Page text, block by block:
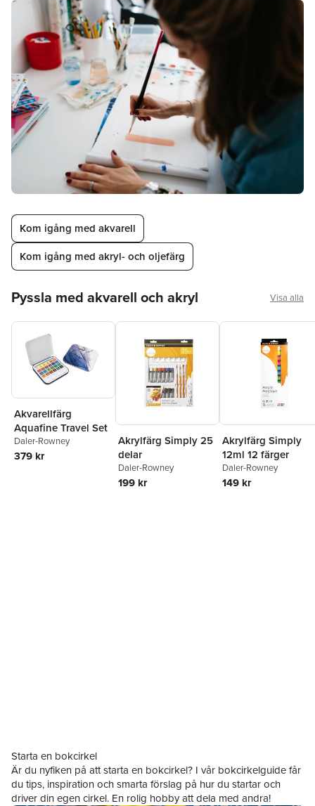
Hoppa över listan
Kom igång med akvarell
Kom igång med akryl- och oljefärg
Pyssla med akvarell och akryl Visa alla
Akvarellfärg
Aquafine Travel Set
Daler-Rowney
379 kr
Akrylfärg Simply 25
delar
Daler-Rowney
199 kr
Akrylfärg Simply
12ml 12 färger
Daler-Rowney
149 kr
Starta en bokcirkel
Är du nyfiken på att starta en bokcirkel? I vår bokcirkelguidefår
du tips, inspiration och smarta förslag på hur du startar och
driver din egen cirkel. En rolig hobby att dela med andra!